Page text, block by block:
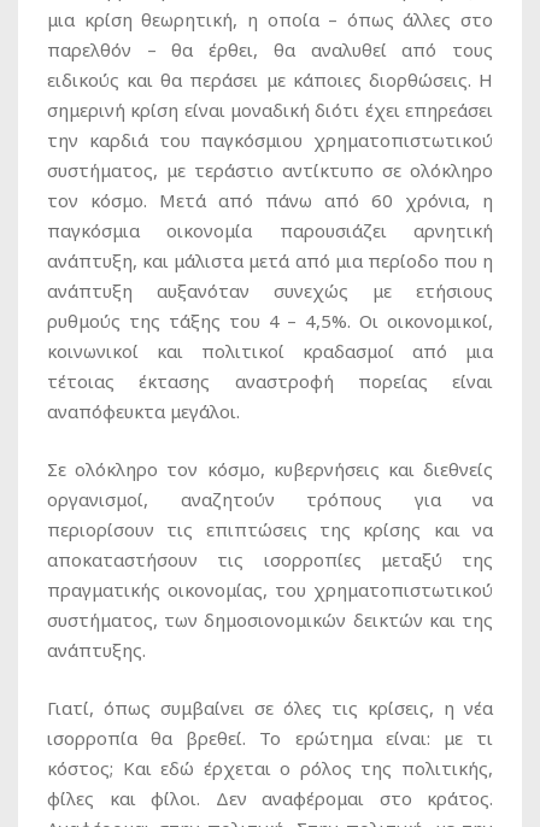
μια κρίση θεωρητική, η οποία – όπως άλλες στο
παρελθόν – θα έρθει, θα αναλυθεί από τους
ειδικούς και θα περάσει με κάποιες διορθώσεις. Η
σημερινή κρίση είναι μοναδική διότι έχει επηρεάσει
την καρδιά του παγκόσμιου χρηματοπιστωτικού
συστήματος, με τεράστιο αντίκτυπο σε ολόκληρο
τον κόσμο. Μετά από πάνω από 60 χρόνια, η
παγκόσμια οικονομία παρουσιάζει αρνητική
ανάπτυξη, και μάλιστα μετά από μια περίοδο που η
ανάπτυξη αυξανόταν συνεχώς με ετήσιους
ρυθμούς της τάξης του 4 – 4,5%. Οι οικονομικοί,
κοινωνικοί και πολιτικοί κραδασμοί από μια
τέτοιας έκτασης αναστροφή πορείας είναι
αναπόφευκτα μεγάλοι.
Σε ολόκληρο τον κόσμο, κυβερνήσεις και διεθνείς
οργανισμοί, αναζητούν τρόπους για να
περιορίσουν τις επιπτώσεις της κρίσης και να
αποκαταστήσουν τις ισορροπίες μεταξύ της
πραγματικής οικονομίας, του χρηματοπιστωτικού
συστήματος, των δημοσιονομικών δεικτών και της
ανάπτυξης.
Γιατί, όπως συμβαίνει σε όλες τις κρίσεις, η νέα
ισορροπία θα βρεθεί. Το ερώτημα είναι: με τι
κόστος; Και εδώ έρχεται ο ρόλος της πολιτικής,
φίλες και φίλοι. Δεν αναφέρομαι στο κράτος.